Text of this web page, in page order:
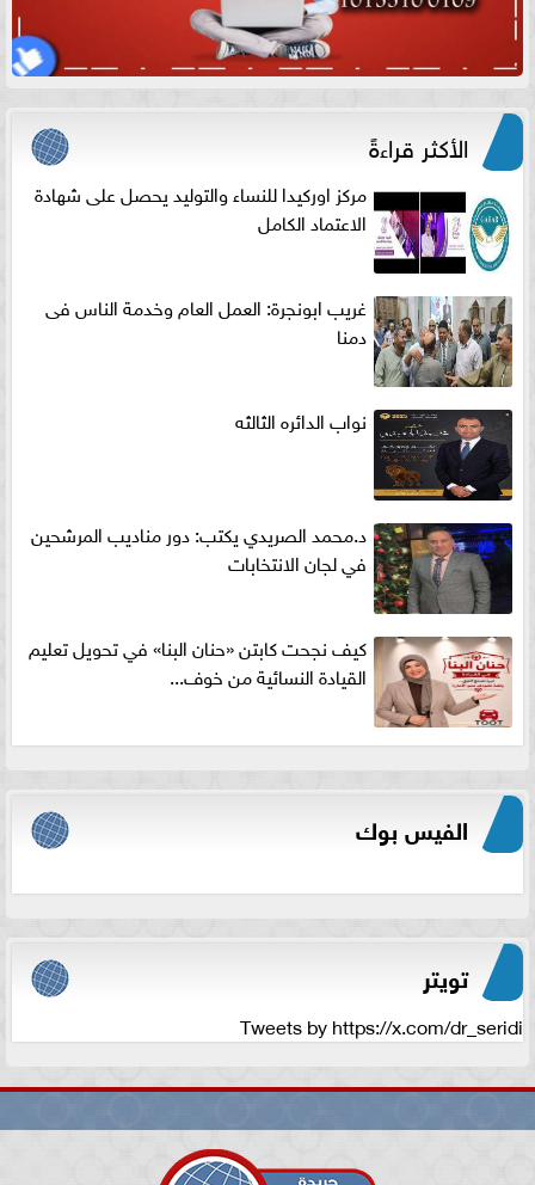
الأكثر قراءةً
مركز اوركيدا للنساء والتوليد يحصل على شهادة
الاعتماد الكامل
غريب ابونجرة: العمل العام وخدمة الناس فى
دمنا
نواب الدائره الثالثه
د.محمد الصريدي يكتب: دور مناديب المرشحين
في لجان الانتخابات
كيف نجحت كابتن «حنان البنا» في تحويل تعليم
القيادة النسائية من خوف...
الفيس بوك
تويتر
Tweets by https://x.com/dr_seridi